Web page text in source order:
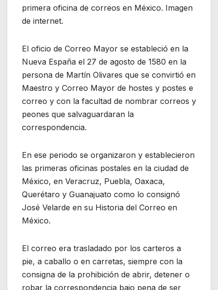
primera oficina de correos en México. Imagen
de internet.
El oficio de Correo Mayor se estableció en la
Nueva España el 27 de agosto de 1580 en la
persona de Martín Olivares que se convirtió en
Maestro y Correo Mayor de hostes y postes e
correo y con la facultad de nombrar correos y
peones que salvaguardaran la
correspondencia.
En ese periodo se organizaron y establecieron
las primeras oficinas postales en la ciudad de
México, en Veracruz, Puebla, Oaxaca,
Querétaro y Guanajuato como lo consignó
José Velarde en su Historia del Correo en
México.
El correo era trasladado por los carteros a
pie, a caballo o en carretas, siempre con la
consigna de la prohibición de abrir, detener o
robar la correspondencia bajo pena de ser